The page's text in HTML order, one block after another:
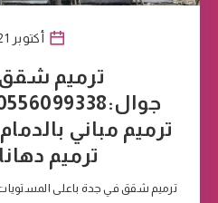
أكتوبر 21, 2022
ترميم
ترميم مباني
ترميم
ترميم شقق في جدة باعلى